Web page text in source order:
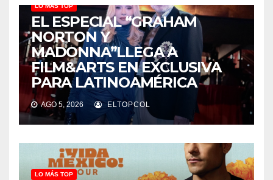
LO MÁS TOP
EL ESPECIAL “GRAHAM
NORTON Y
MADONNA”LLEGA A
FILM&ARTS EN EXCLUSIVA
PARA LATINOAMÉRICA
AGO 5, 2026 ELTOPCOL
LO MÁS TOP